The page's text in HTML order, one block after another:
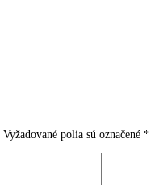
Vyžadované polia sú označené *